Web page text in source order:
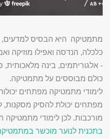
מתמטיקה היא הבסיס
כלכלה, הנדסה ואפילו מוזיקה
- אלגוריתמים, בינה
כולם מבוססים על מתמטיקה.
לימודי מתמטיקה מפתחים
מפתחים יכולת להסיק מסקנות,
מורכבות. לכן לימודי מתמטיקה
בתכנית לנוער מוכשר